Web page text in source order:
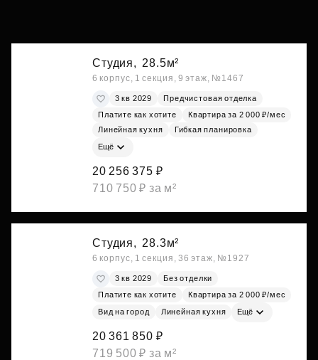
Студия, 28.5м²
6 корпус, 1 секция, 9 этаж, №1467
3 кв 2029
Предчистовая отделка
Платите как хотите
Квартира за 2 000 ₽/мес
Линейная кухня
Гибкая планировка
Ещё
20 256 375 ₽
710 750 ₽ за м²
Студия, 28.3м²
6 корпус, 1 секция, 36 этаж, №1927
3 кв 2029
Без отделки
Платите как хотите
Квартира за 2 000 ₽/мес
Вид на город Линейная кухня Ещё
20 361 850 ₽
719 500 ₽ за м²